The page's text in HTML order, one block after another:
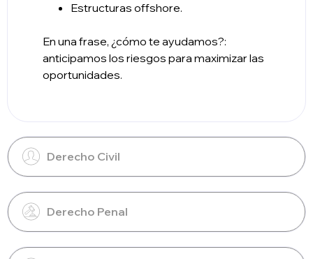
Estructuras offshore.
En una frase, ¿cómo te ayudamos?:
anticipamos los riesgos para maximizar las
oportunidades.
Derecho Civil
Derecho Penal